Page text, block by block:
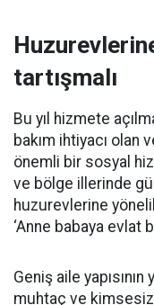
tartışmalı
Bu yıl hizmete
bakım ihtiyacı olan
önemli bir sosyal
ve bölge illerinde
huzurevlerine
‘Anne babaya evlat
Geniş aile
muhtaç ve